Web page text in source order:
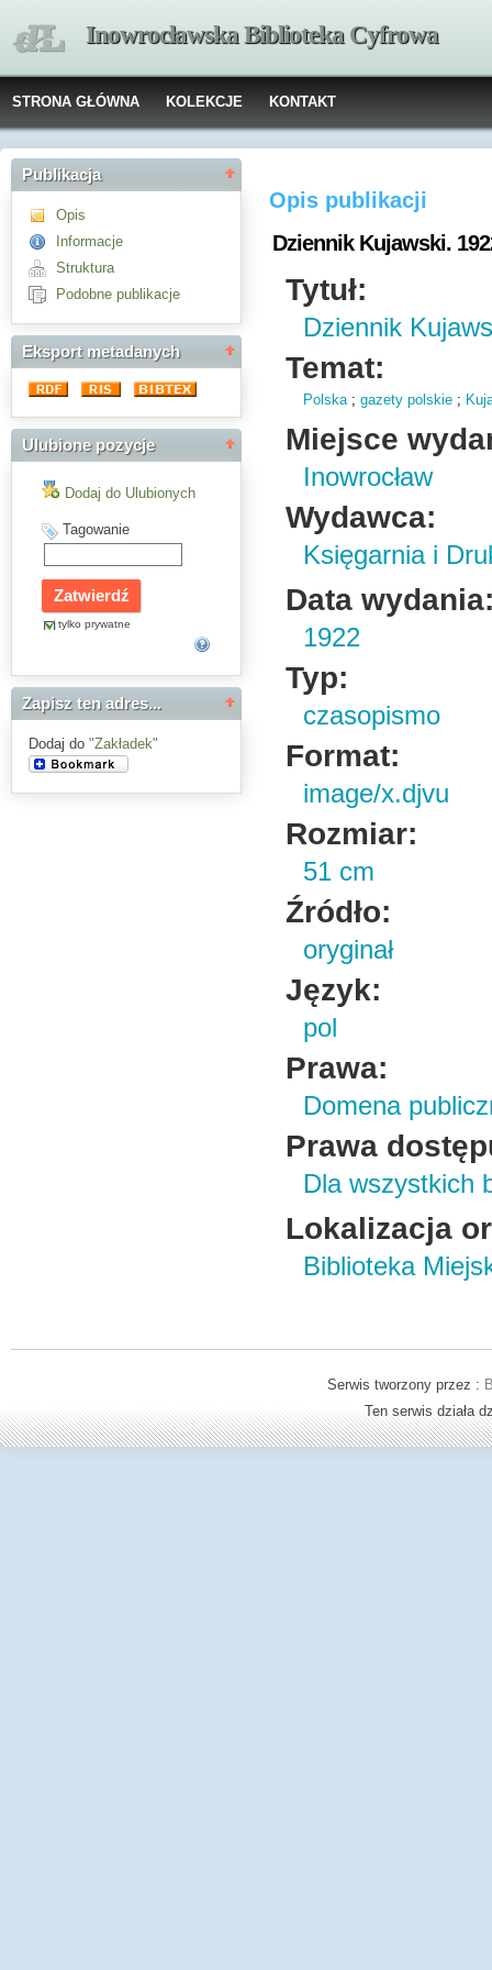
Inowrocławska Biblioteka Cyfrowa
STRONA GŁÓWNA KOLEKCJE KONTAKT
Publikacja
Opis
Informacje
Struktura
Podobne publikacje
Eksport metadanych
Ulubione pozycje
Dodaj do Ulubionych
Tagowanie
tylko prywatne
Zapisz ten adres...
Dodaj do "Zakładek"
Opis publikacji
Dziennik Kujawski.
Tytuł:
Dziennik
Temat:
Polska;gazety polskie ;
Miejsce
Inowrocław
Wydawca:
Księgarnia i
Data
1922
Typ:
czasopismo
Format:
image/x.djvu
Rozmiar:
51 cm
Źródło:
oryginał
Język:
pol
Prawa:
Domena
Prawa
Dla wszystkich
Lokalizacja
Biblioteka
Serwis tworzony przez :
Ten serwis działa